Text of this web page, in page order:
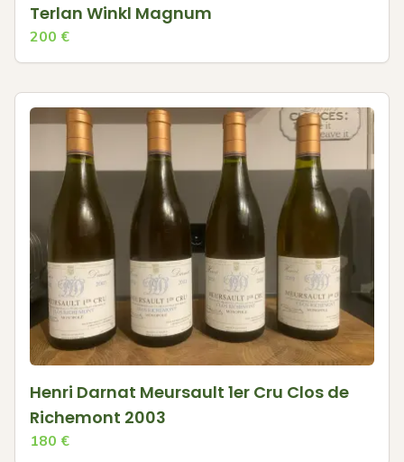
Terlan Winkl Magnum
200 €
Henri Darnat Meursault 1er Cru Clos de
Richemont 2003
180 €